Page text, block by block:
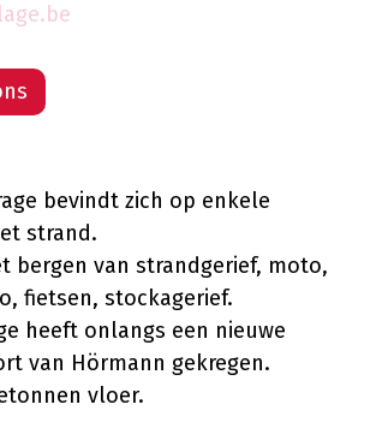
bevindt zich op enkele
strand.
bergen van strandgerief, moto,
fietsen, stockagerief.
heeft onlangs een nieuwe
van Hörmann gekregen.
vloer.